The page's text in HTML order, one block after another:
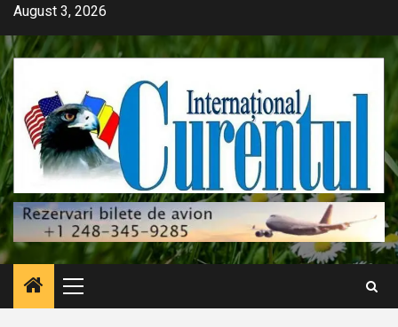
Skip
content
August 3, 2026
Primary
Menu